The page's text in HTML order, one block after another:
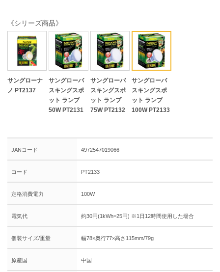
《シリーズ商品》
サングローナ
ノ PT2137
サングローバ
スキングスポ
ット ランプ
50W PT2131
サングローバ
スキングスポ
ット ランプ
75W PT2132
サングローバ
スキングスポ
ット ランプ
100W PT2133
JANコード 4972547019066
コード PT2133
定格消費電力 100W
電気代 約30円(1kWh=25円) ※1日12時間使用した場合
個装サイズ/重量 幅78×奥行77×高さ115mm/79g
原産国 中国